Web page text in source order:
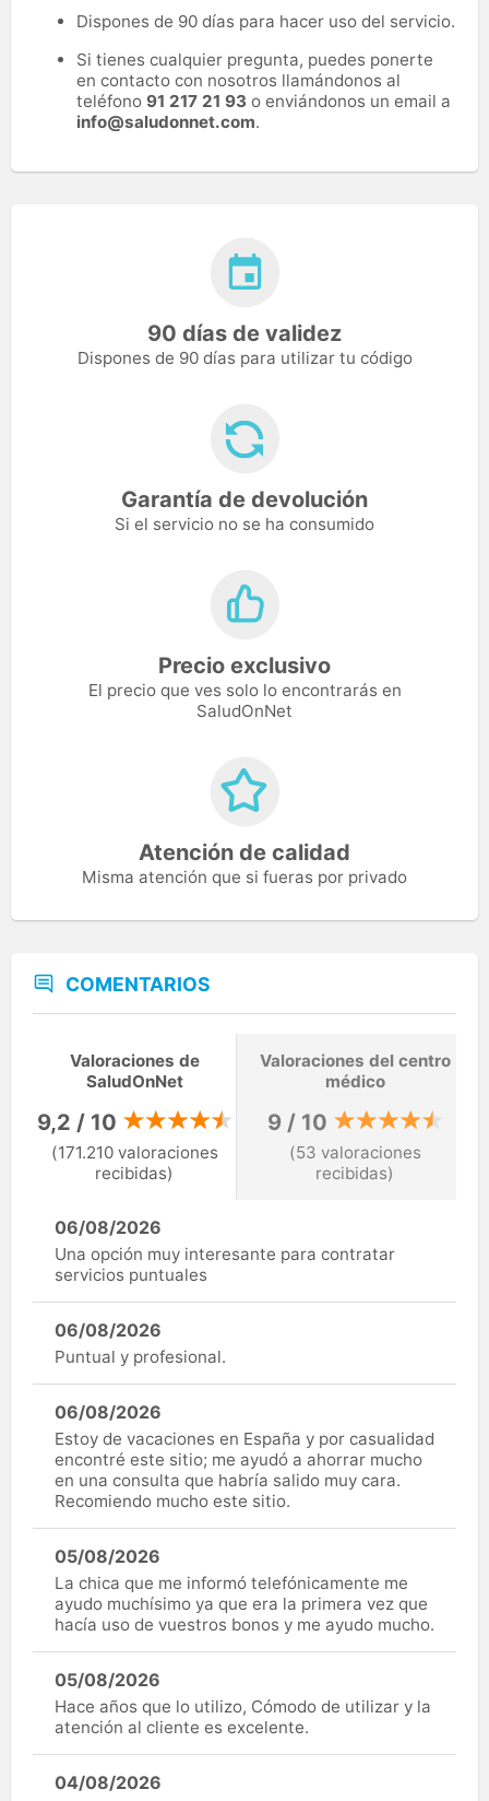
Dispones de 90 días para hacer uso del servicio.
Si tienes cualquier pregunta, puedes ponerte
en contacto con nosotros llamándonos al
teléfono 91 217 21 93 o enviándonos un email a
info@saludonnet.com.
90 días de validez
Dispones de 90 días para utilizar tu código
Garantía de devolución
Si el servicio no se ha consumido
Precio exclusivo
El precio que ves solo lo encontrarás en
SaludOnNet
Atención de calidad
Misma atención que si fueras por privado
COMENTARIOS
Valoraciones de
SaludOnNet
9,2 / 10
(171.210 valoraciones
recibidas)
Valoraciones del centro
médico
9 / 10
(53 valoraciones
recibidas)
06/08/2026
Una opción muy interesante para contratar
servicios puntuales
06/08/2026
Puntual y profesional.
06/08/2026
Estoy de vacaciones en España y por casualidad
encontré este sitio; me ayudó a ahorrar mucho
en una consulta que habría salido muy cara.
Recomiendo mucho este sitio.
05/08/2026
La chica que me informó telefónicamente me
ayudo muchísimo ya que era la primera vez que
hacía uso de vuestros bonos y me ayudo mucho.
05/08/2026
Hace años que lo utilizo, Cómodo de utilizar y la
atención al cliente es excelente.
04/08/2026